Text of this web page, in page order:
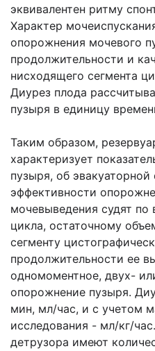
эквивалентен ритму
Характер
опорожнения мочевого
продолжительности и
нисходящего сегмента
Диурез плода
пузыря в единицу
Таким образом,
характеризует
пузыря, об
эффективности
мочевыведения судят
цикла, остаточному
сегменту
продолжительности ее
одномоментное, двух-
опорожнение пузыря.
мин, мл/час, и с учетом
исследования - мл/кг/
детрузора имеют